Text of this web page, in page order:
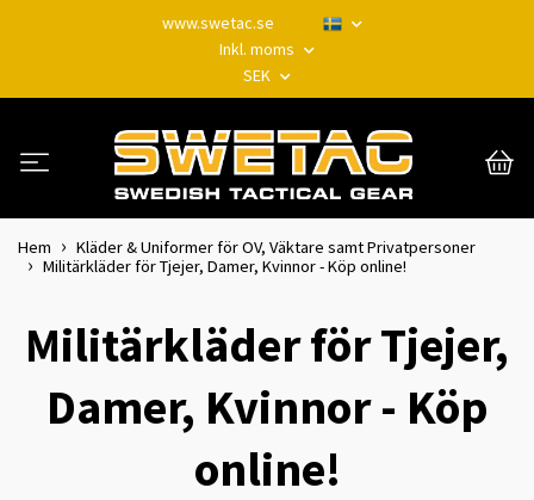
www.swetac.se
Inkl. moms
SEK
Hem
Kläder & Uniformer för OV, Väktare samt Privatpersoner
Militärkläder för Tjejer, Damer, Kvinnor - Köp online!
Militärkläder för Tjejer,
Damer, Kvinnor - Köp
online!